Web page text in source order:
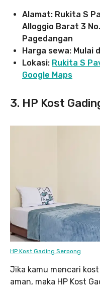
Alamat: Rukita S
Alloggio Barat 3
Pagedangan
Harga sewa: Mulai
Lokasi: Rukita S
Google Maps
3. HP Kost
HP Kost Gading Serpong
Jika kamu mencari
aman, maka HP Kost